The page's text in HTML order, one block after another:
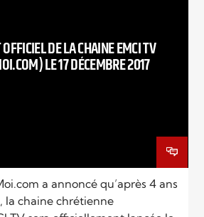
DE LA CHAINE EMCI TV
LE 17 DÉCEMBRE 2017
a annoncé qu’après 4 ans
la chaine chrétienne